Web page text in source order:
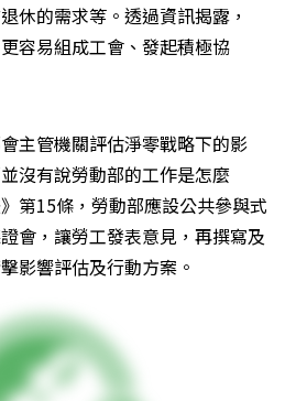
休的需求等。透過資訊揭露，
容易組成工會、發起積極協
主管機關評估淨零戰略下的影
沒有說勞動部的工作是怎麼
第15條，勞動部應設公共參與式
會，讓勞工發表意見，再撰寫及
影響評估及行動方案。